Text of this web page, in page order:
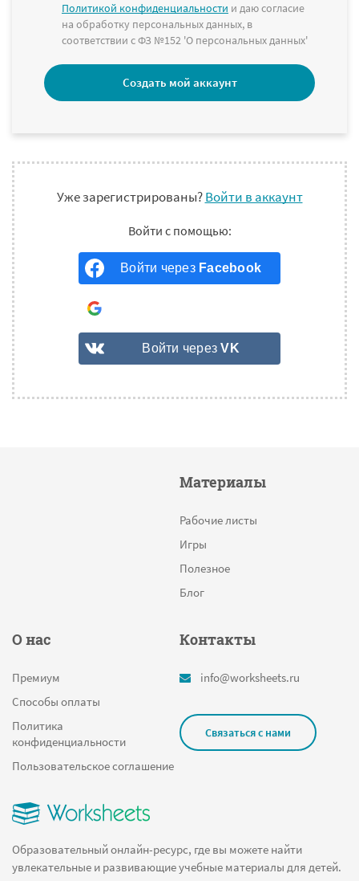
Политикой конфиденциальности и даю согласие
на обработку персональных данных, в
соответствии с ФЗ №152 'О персональных данных'
Уже зарегистрированы?Войти в аккаунт
Войти через Facebook
Войти черезVK
Образовательный онлайн-ресурс, где вы можете найти
увлекательные и развивающие учебные материалы для детей.
Материалы
Рабочие листы
Игры
Полезное
Блог
О нас
Премиум
Способы оплаты
Политика
конфиденциальности
Пользовательское соглашение
Контакты
info@worksheets.ru
Связаться с нами